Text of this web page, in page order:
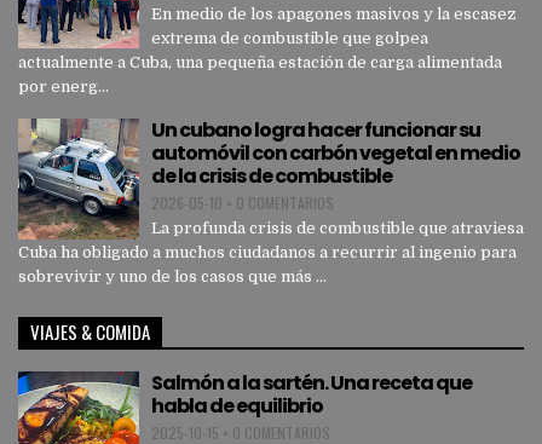
En medio de los apagones masivos y la escasez
extrema de combustible que golpea
actualmente a Cuba, una pequeña estación de carga alimentada
por energ...
Un cubano logra hacer funcionar su
automóvil con carbón vegetal en medio
de la crisis de combustible
2026-05-10 • 0 COMENTARIOS
La profunda crisis de combustible que atraviesa
Cuba ha obligado a muchos ciudadanos a recurrir al ingenio para
sobrevivir y uno de los casos que más ...
VIAJES & COMIDA
Salmón a la sartén. Una receta que
habla de equilibrio
2025-10-15 • 0 COMENTARIOS